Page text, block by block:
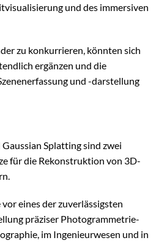
und des immersiven
zu konkurrieren, könnten sich
ergänzen und die
und -darstellung
Splatting sind zwei
für die Rekonstruktion von 3D-
eines der zuverlässigsten
präziser Photogrammetrie-
im Ingenieurwesen und in